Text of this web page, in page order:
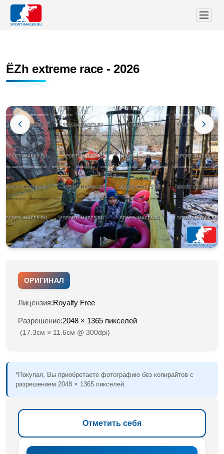
ЁZh extreme race - 2026
ОРИГИНАЛ
Лицензия:Royalty Free
Разрешение:2048 × 1365 пикселей
(17.3см × 11.6см @ 300dpi)
*Покупая, Вы приобретаете фотографию без копирайтов с
разрешением 2048 × 1365 пикселей.
Отметить себя